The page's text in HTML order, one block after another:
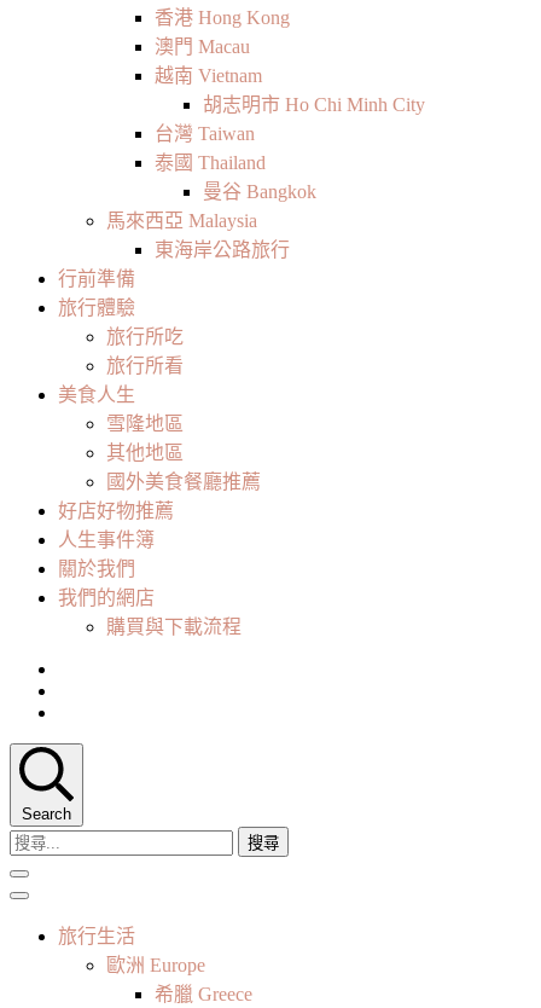
香港 Hong Kong
澳門 Macau
越南 Vietnam
胡志明市 Ho Chi Minh City
台灣 Taiwan
泰國 Thailand
曼谷 Bangkok
馬來西亞 Malaysia
東海岸公路旅行
行前準備
旅行體驗
旅行所吃
旅行所看
美食人生
雪隆地區
其他地區
國外美食餐廳推薦
好店好物推薦
人生事件簿
關於我們
我們的網店
購買與下載流程
Search
搜
尋
關
旅行生活
歐洲 Europe
希臘 Greece